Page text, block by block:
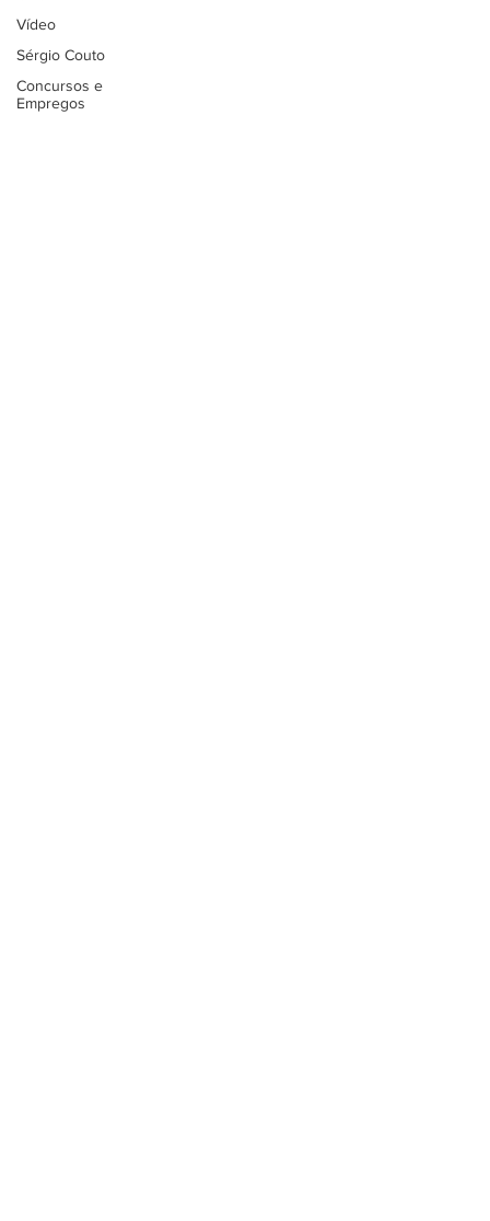
Vídeo
Sérgio Couto
Concursos e
Empregos